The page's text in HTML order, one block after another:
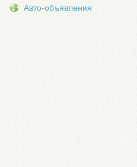
Авто-объявления